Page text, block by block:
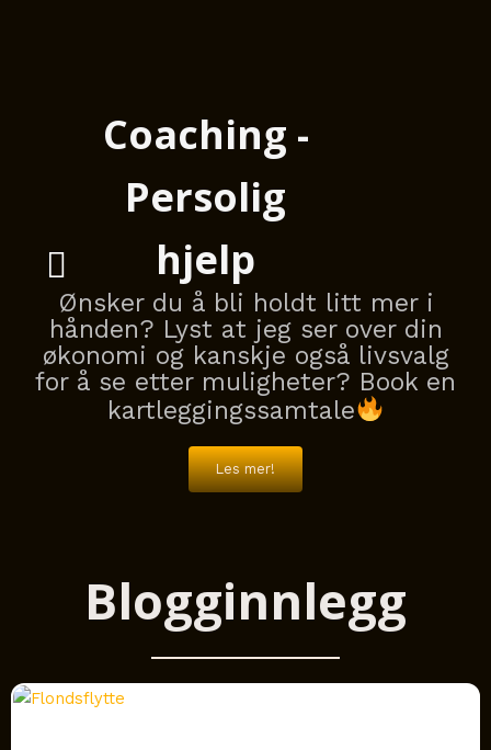
Coaching -
Persolig
hjelp
Ønsker du å bli holdt litt mer i
hånden? Lyst at jeg ser over din
økonomi og kanskje også livsvalg
for å se etter muligheter? Book en
kartleggingssamtale
Les mer!
Blogginnlegg